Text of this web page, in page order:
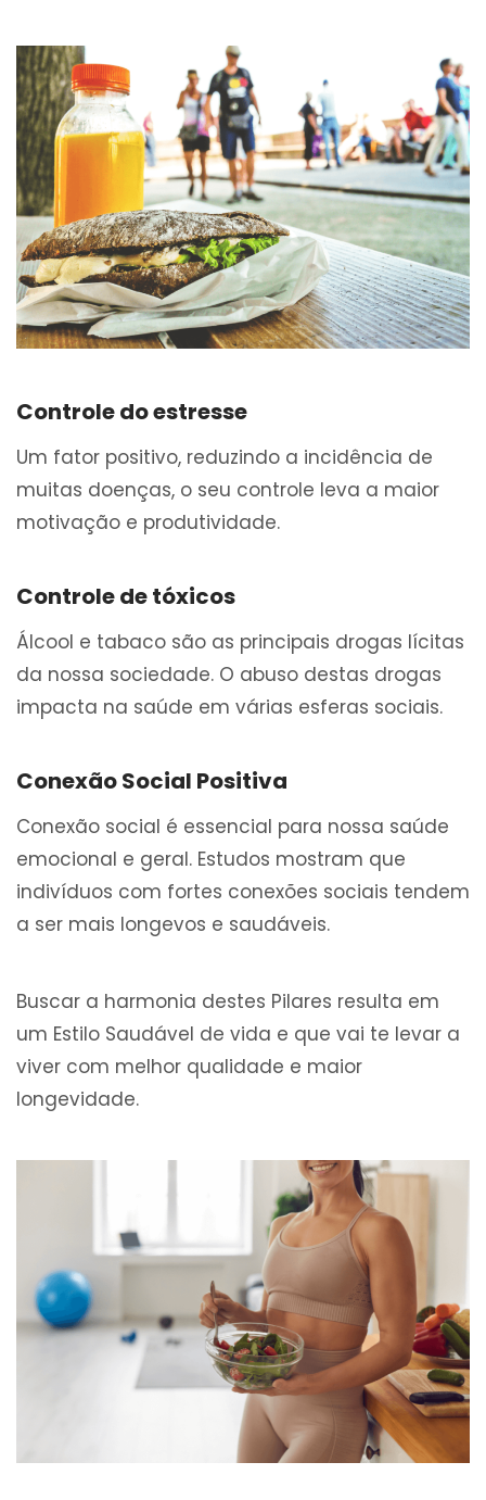
Controle do estresse
Um fator positivo, reduzindo a incidência de
muitas doenças, o seu controle leva a maior
motivação e produtividade.
Controle de tóxicos
Álcool e tabaco são as principais drogas lícitas
da nossa sociedade. O abuso destas drogas
impacta na saúde em várias esferas sociais.
Conexão Social Positiva
Conexão social é essencial para nossa saúde
emocional e geral. Estudos mostram que
indivíduos com fortes conexões sociais tendem
a ser mais longevos e saudáveis.
Buscar a harmonia destes Pilares resulta em
um Estilo Saudável de vida e que vai te levar a
viver com melhor qualidade e maior
longevidade.